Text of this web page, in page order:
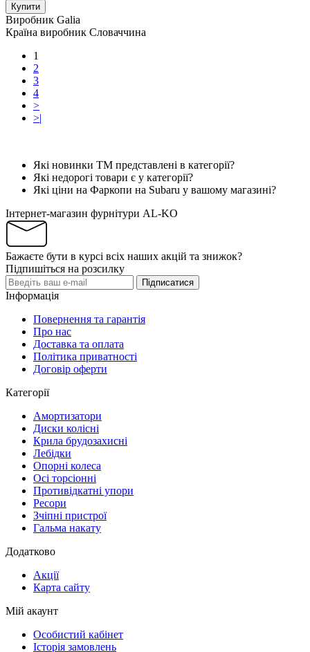
Купити
Виробник Galia
Країна виробник Словаччина
1
2
3
4
>
>|
Які новинки ТМ представлені в категорії?
Які недорогі товари є у категорії?
Які ціни на Фаркопи на Subaru у вашому магазині?
Інтернет-магазин фурнітури AL-KO
Бажаєте бути в курсі всіх наших акцій та знижок?
Підпишіться на розсилку
Підписатися
Інформація
Повернення та гарантія
Про нас
Доставка та оплата
Політика приватності
Договір оферти
Категорії
Амортизатори
Диски колісні
Крила брудозахисні
Лебідки
Опорні колеса
Осі торсіонні
Противідкатні упори
Ресори
Зчіпні пристрої
Гальма накату
Додатково
Акції
Карта сайту
Мій акаунт
Особистий кабінет
Історія замовлень